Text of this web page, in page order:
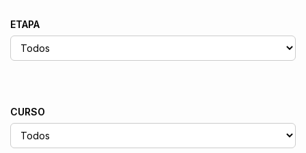
ETAPA
CURSO